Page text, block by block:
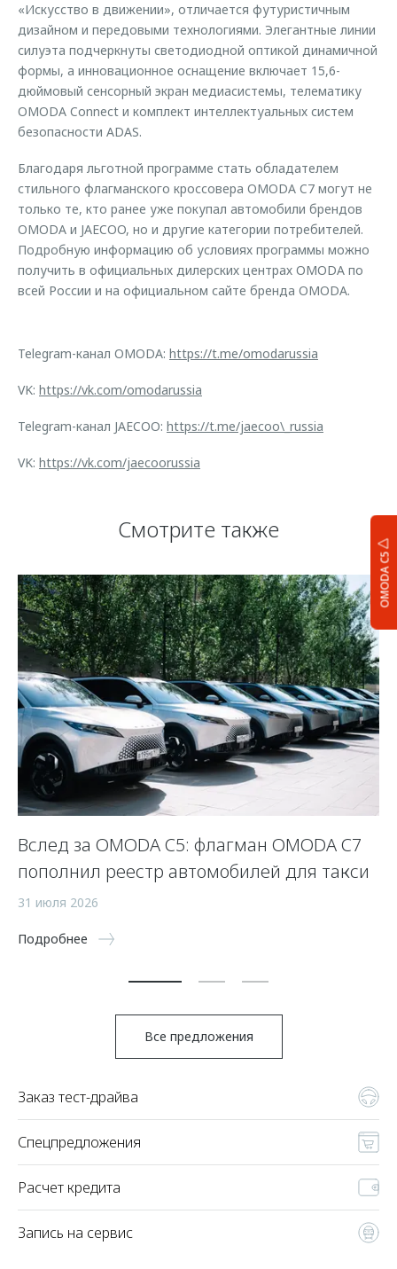
OMODA C5
«Искусство в движении», отличается футуристичным
дизайном и передовыми технологиями. Элегантные линии
силуэта подчеркнуты светодиодной оптикой динамичной
формы, а инновационное оснащение включает 15,6-
дюймовый сенсорный экран медиасистемы, телематику
OMODA Connect и комплект интеллектуальных систем
безопасности ADAS.
Благодаря льготной программе стать обладателем
стильного флагманского кроссовера OMODA C7 могут не
только те, кто ранее уже покупал автомобили брендов
OMODA и JAECOO, но и другие категории потребителей.
Подробную информацию об условиях программы можно
получить в официальных дилерских центрах OMODA по
всей России и на официальном сайте бренда OMODA.
Telegram-канал OMODA: https://t.me/omodarussia
VK: https://vk.com/omodarussia
Telegram-канал JAECOO: https://t.me/jaecoo\_russia
VK: https://vk.com/jaecoorussia
Смотрите также
Вслед за OMODA C5: флагман OMODA C7
пополнил реестр автомобилей для такси
31 июля 2026
Подробнее
Все предложения
Заказ тест-драйва
Спецпредложения
Расчет кредита
Запись на сервис